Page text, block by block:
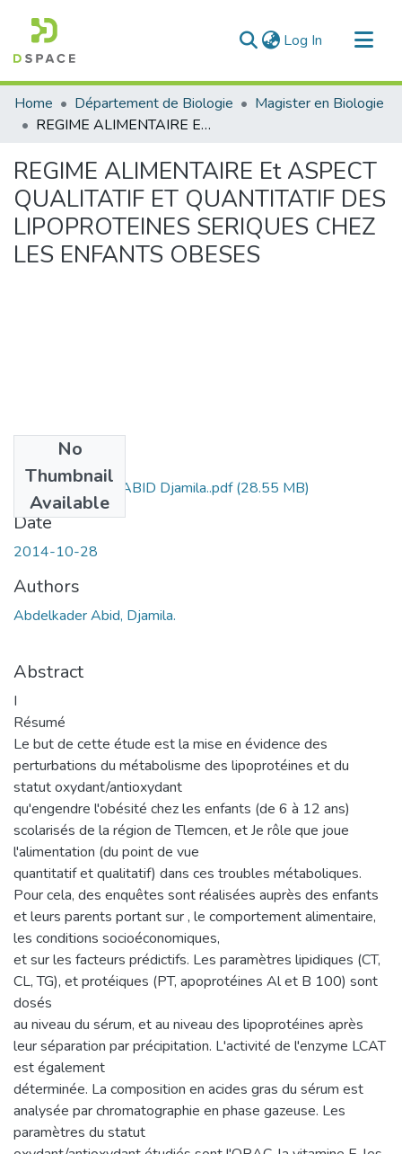
Log In (current)
Communities & Collections
All of DSpace
Home Département de Biologie
Magister en Biologie
REGIME ALIMENTAIRE Et ASPECT QUALITATIF ET QUANTITATIF DES LIPOPROTEINES SERIQUES CHEZ LES ENFANTS OBESES
REGIME ALIMENTAIRE Et ASPECT
QUALITATIF ET QUANTITATIF DES
LIPOPROTEINES SERIQUES CHEZ
LES ENFANTS OBESES
No
Thumbnail
Available
ABDELKADER- ABID Djamila..pdf(28.55 MB)
Date
2014-10-28
Authors
Abdelkader Abid, Djamila.
Abstract
I
Résumé
Le but de cette étude est la mise en évidence des
perturbations du métabolisme des lipoprotéines et du
statut oxydant/antioxydant
qu'engendre l'obésité chez les enfants (de 6 à 12 ans)
scolarisés de la région de Tlemcen, et Je rôle que joue
l'alimentation (du point de vue
quantitatif et qualitatif) dans ces troubles métaboliques.
Pour cela, des enquêtes sont réalisées auprès des enfants
et leurs parents portant sur , le comportement alimentaire,
les conditions socioéconomiques,
et sur les facteurs prédictifs. Les paramètres lipidiques (CT,
CL, TG), et protéiques (PT, apoprotéines Al et B 100) sont
dosés
au niveau du sérum, et au niveau des lipoprotéines après
leur séparation par précipitation. L'activité de l'enzyme LCAT
est également
déterminée. La composition en acides gras du sérum est
analysée par chromatographie en phase gazeuse. Les
paramètres du statut